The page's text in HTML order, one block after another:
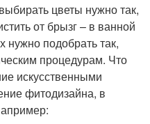
цветы нужно так,
от брызг – в ванной
подобрать так,
процедурам. Что
искусственными
фитодизайна, в